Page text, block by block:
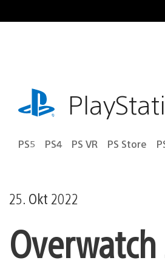
Inhalt
playstation.com
PS5 PS4 PS VR PS Store
25. Okt 2022